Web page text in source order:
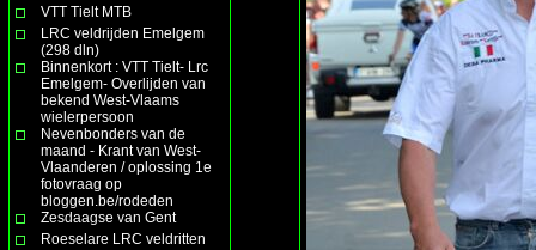
VTT Tielt MTB
LRC veldrijden Emelgem
(298 dln)
Binnenkort : VTT Tielt- Lrc
Emelgem- Overlijden van
bekend West-Vlaams
wielerpersoon
Nevenbonders van de
maand - Krant van West-
Vlaanderen / oplossing 1e
fotovraag op
bloggen.be/rodeden
Zesdaagse van Gent
Roeselare LRC veldritten